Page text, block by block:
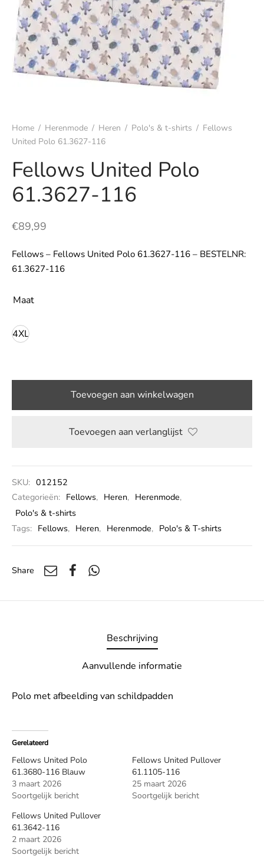
Home / Herenmode / Heren / Polo's & t-shirts / Fellows
United Polo 61.3627-116
Fellows United Polo
61.3627-116
€89,99
Fellows – Fellows United Polo 61.3627-116 – BESTELNR:
61.3627-116
Maat
4XL
Toevoegen aan winkelwagen
Toevoegen aan verlanglijst
SKU: 012152
Categorieën: Fellows, Heren, Herenmode,
Polo's & t-shirts
Tags: Fellows, Heren, Herenmode, Polo's & T-shirts
Share
Beschrijving
Aanvullende informatie
Polo met afbeelding van schildpadden
Gerelateerd
Fellows United Polo
61.3680-116 Blauw
3 maart 2026
Soortgelijk bericht
Fellows United Pullover
61.1105-116
25 maart 2026
Soortgelijk bericht
Fellows United Pullover
61.3642-116
2 maart 2026
Soortgelijk bericht
& nachtmode
& colberts
& vesten